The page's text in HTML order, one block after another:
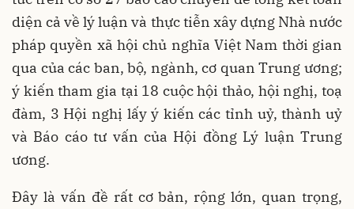
diện cả về lý luận và thực tiễn xây dựng Nhà nước
pháp quyền xã hội chủ nghĩa Việt Nam thời gian
qua của các ban, bộ, ngành, cơ quan Trung ương;
ý kiến tham gia tại 18 cuộc hội thảo, hội nghị, toạ
đàm, 3 Hội nghị lấy ý kiến các tỉnh uỷ, thành uỷ
và Báo cáo tư vấn của Hội đồng Lý luận Trung
ương.
Đây là vấn đề rất cơ bản, rộng lớn, quan trọng,